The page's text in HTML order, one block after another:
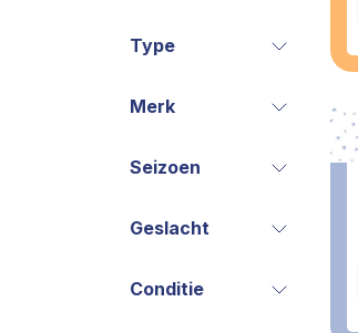
Type
Merk
Seizoen
Geslacht
Conditie